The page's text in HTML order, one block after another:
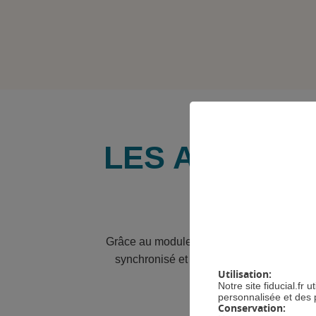
LES
Grâce au module de gestion des stocks
synchronisé et mis à jour en temps
Utilisation:
Notre site fiducial.fr
personnalisée et des
Conservation: